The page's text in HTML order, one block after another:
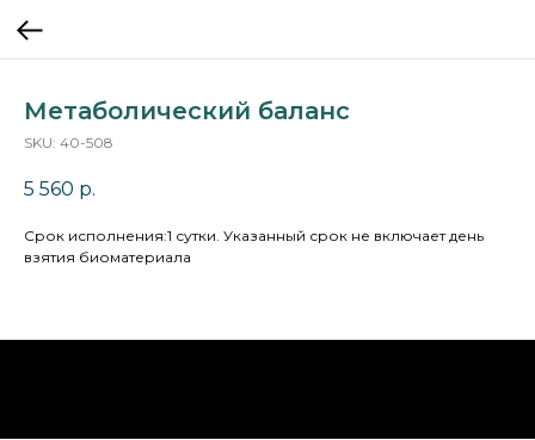
Метаболический баланс
SKU: 40-508
5 560 р.
Cрок исполнения:1 сутки. Указанный срок не включает день
взятия биоматериала